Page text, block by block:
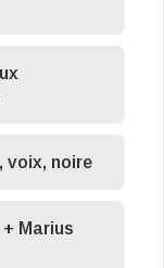
voix, noire
Marius